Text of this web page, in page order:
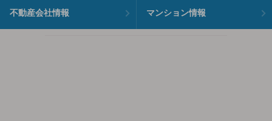
不動産会社情報 マンション情報